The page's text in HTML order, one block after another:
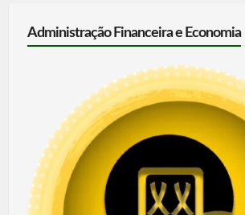
Administração Financeira e Economia